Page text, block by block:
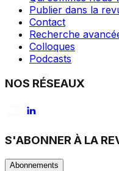
Publier dans la
Contact
Recherche
Colloques
Podcasts
NOS RÉSEAUX
S'ABONNER À LA
Abonnements